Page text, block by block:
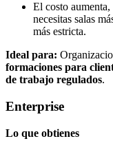
El costo
necesitas salas
más estricta.
Ideal para:
formaciones para
de trabajo regulados.
Enterprise
Lo que obtienes